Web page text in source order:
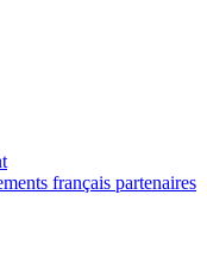
français partenaires